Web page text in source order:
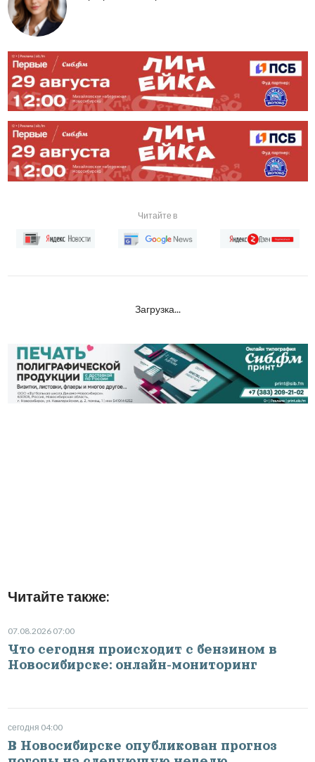
Читайте в
Загрузка...
Читайте также:
07.08.2026 07:00
Что сегодня происходит с бензином в
Новосибирске: онлайн-мониторинг
сегодня 04:00
В Новосибирске опубликован прогноз